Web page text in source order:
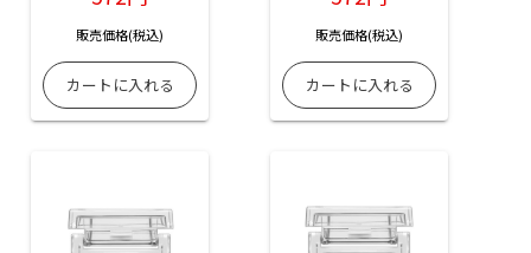
販売価格(税込) 販売価格(税込)